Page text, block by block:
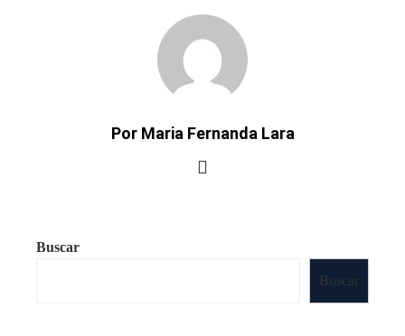
Por Maria Fernanda Lara
Buscar
Buscar